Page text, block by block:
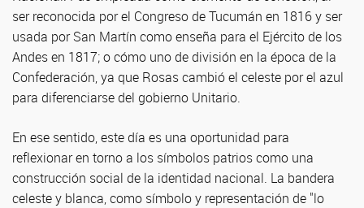
ser reconocida por el Congreso de Tucumán en 1816 y ser
usada por San Martín como enseña para el Ejército de los
Andes en 1817; o cómo uno de división en la época de la
Confederación, ya que Rosas cambió el celeste por el azul
para diferenciarse del gobierno Unitario.
En ese sentido, este día es una oportunidad para
reflexionar en torno a los símbolos patrios como una
construcción social de la identidad nacional. La bandera
celeste y blanca, como símbolo y representación de "lo